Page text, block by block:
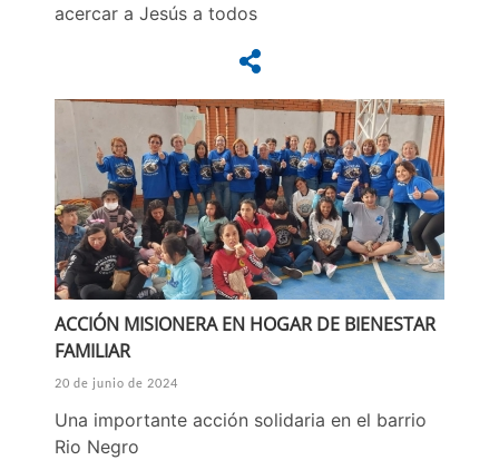
acercar a Jesús a todos
ACCIÓN MISIONERA EN HOGAR DE BIENESTAR
FAMILIAR
20 de junio de 2024
Una importante acción solidaria en el barrio
Rio Negro